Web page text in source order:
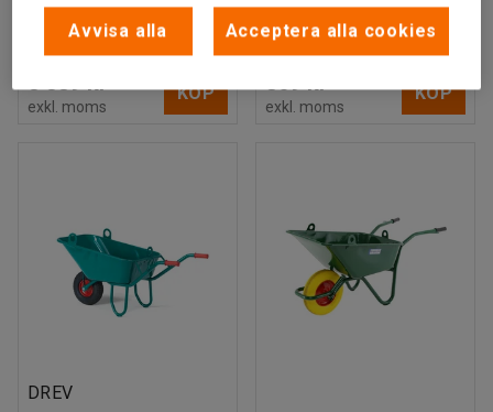
3 389 kr
exkl. moms
KÖP
trähandtag, 90 L
Art. nr :26303
869 kr
exkl. moms
KÖP
DREV
Avvisa alla Acceptera alla cookies